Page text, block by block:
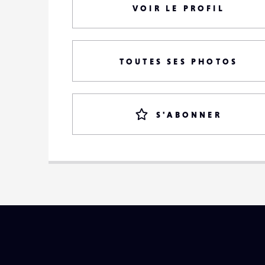
VOIR LE PROFIL
TOUTES SES PHOTOS
S'ABONNER